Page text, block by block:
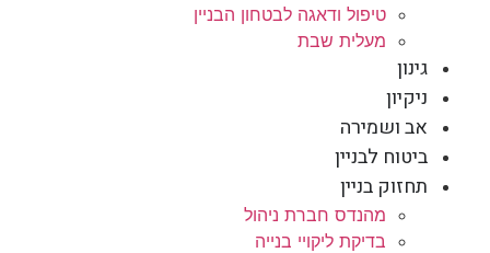
טיפול ודאגה לבטחון הבניין
מעלית שבת
גינון
ניקיון
אב ושמירה
ביטוח לבניין
תחזוק בניין
מהנדס חברת ניהול
בדיקת ליקויי בנייה